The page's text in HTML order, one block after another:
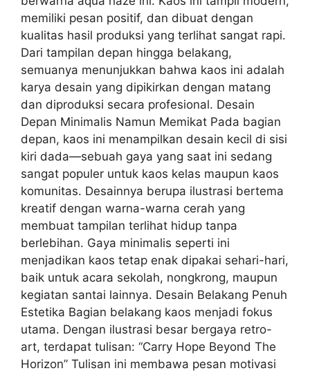
memiliki pesan positif, dan dibuat dengan
kualitas hasil produksi yang terlihat sangat rapi.
Dari tampilan depan hingga belakang,
semuanya menunjukkan bahwa kaos ini adalah
karya desain yang dipikirkan dengan matang
dan diproduksi secara profesional. Desain
Depan Minimalis Namun Memikat Pada bagian
depan, kaos ini menampilkan desain kecil di sisi
kiri dada—sebuah gaya yang saat ini sedang
sangat populer untuk kaos kelas maupun kaos
komunitas. Desainnya berupa ilustrasi bertema
kreatif dengan warna-warna cerah yang
membuat tampilan terlihat hidup tanpa
berlebihan. Gaya minimalis seperti ini
menjadikan kaos tetap enak dipakai sehari-hari,
baik untuk acara sekolah, nongkrong, maupun
kegiatan santai lainnya. Desain Belakang Penuh
Estetika Bagian belakang kaos menjadi fokus
utama. Dengan ilustrasi besar bergaya retro-
art, terdapat tulisan: “Carry Hope Beyond The
Horizon” Tulisan ini membawa pesan motivasi